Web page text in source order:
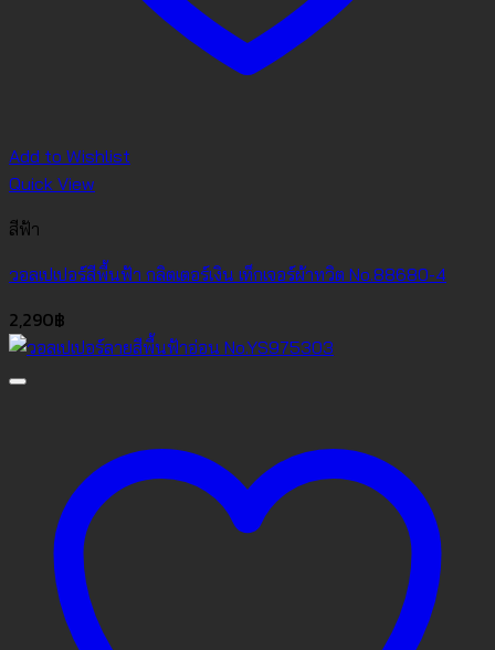
Add to Wishlist
Quick View
สีฟ้า
วอลเปเปอร์สีพื้นฟ้า กลิตเตอร์เงิน เท็กเจอร์ผ้าทวิต No.88680-4
2,290฿